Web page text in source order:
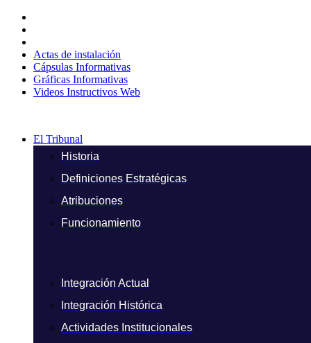
contenido
Actas de instalación
Cápsulas Informativas
Gráficas Informativas
Videos Instructivos Web
El Tribunal
Historia
Definiciones Estratégicas
Atribuciones
Funcionamiento
Integración Actual
Integración Histórica
Actividades Institucionales